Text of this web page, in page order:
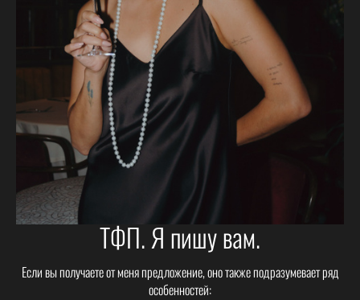
ТФП. Я пишу вам.
Если вы получаете от меня предложение, оно также подразумевает ряд
особенностей: